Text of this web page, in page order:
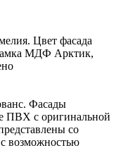
Цвет фасада
МДФ Арктик,
Фасады
ПВХ с оригинальной
со
возможностью